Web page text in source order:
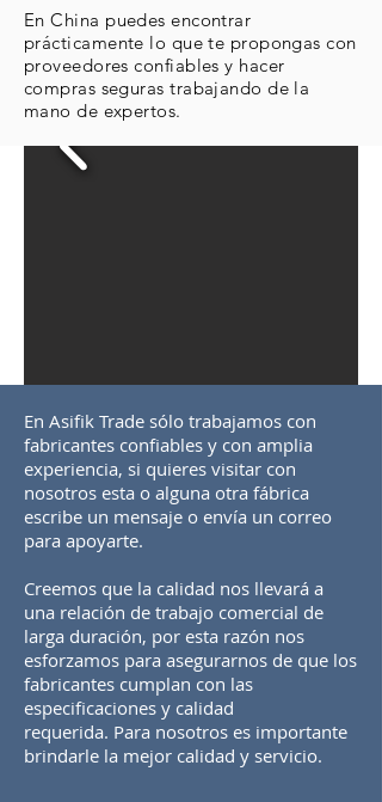
En China puedes encontrar
prácticamente lo que te propongas con
proveedores confiables y hacer
compras seguras trabajando de la
mano de expertos.
En Asifik Trade sólo trabajamos con
fabricantes confiables y con amplia
experiencia, si quieres visitar con
nosotros esta o alguna otra fábrica
escribe un mensaje o envía un correo
para apoyarte.
Creemos que la calidad nos llevará a
una relación de trabajo comercial de
larga duración, por esta razón nos
esforzamos para asegurarnos de que los
fabricantes cumplan con las
especificaciones y calidad
requerida. Para nosotros es importante
brindarle la mejor calidad y servicio.